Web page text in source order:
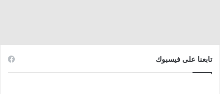
تابعنا على فيسبوك